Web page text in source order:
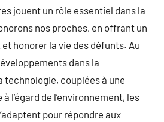
jouent un rôle essentiel dans la
nos proches, en offrant un
honorer la vie des défunts. Au
dans la
technologie, couplées à une
l’égard de l’environnement, les
pour répondre aux